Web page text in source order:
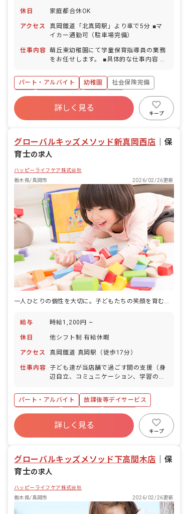
休日 家庭都合休OK
アクセス
真岡鐵道「北真岡駅」より車で5分 ■マ
イカー通勤可（駐車場完備）
仕事内容 萌丘東幼稚園にて学童保育指導員の業務
をお任せします。 ■具体的な仕事内容 ・
年生までの児童の見守り及び生活支援 ・
室内外の活動準備 ・清掃等の環境整備
・近隣小学校への送迎業務 ※学童利用児
童数は15～20名程度 ※専任インストラ
クター、幼稚園教諭等と連携し、チーム
で支援を行ないます
パート・アルバイト 幼稚園
社会保険完備
有給
福利厚生充実
退職金制度
昇給昇進あり
産休育休制度
詳しく見る
キープ
グローバルキッズメソッド新真岡西店
保
育士の求人
ハッピーライフケア株式会社
栃木県/真岡市
2026/02/26更新
一人ひとりの個性を大切に。子どもたちの笑顔を育む、やりがいあふれるお仕事です。
給与 時給1,200円 ~
休日 他シフト制 有給休暇
アクセス 真岡鐵道 真岡駅（徒歩17分）
仕事内容
子ども達が当店舗で過ごす間の支援（身
辺自立、コミュニケーション、学習のサ
パート・アルバイト
放課後等デイサービス
社会保険完備
残業少なめ
車通勤可
扶養内可
詳しく見る
キープ
グローバルキッズメソッド下高間木店
保
育士の求人
ハッピーライフケア株式会社
栃木県/真岡市
2026/02/26更新